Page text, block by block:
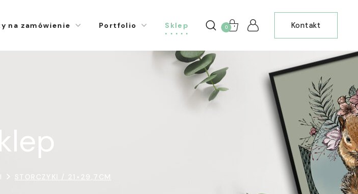
na zamówienie Portfolio Sklep 0 Kontakt
STORCZYKI / 21×29,7CM